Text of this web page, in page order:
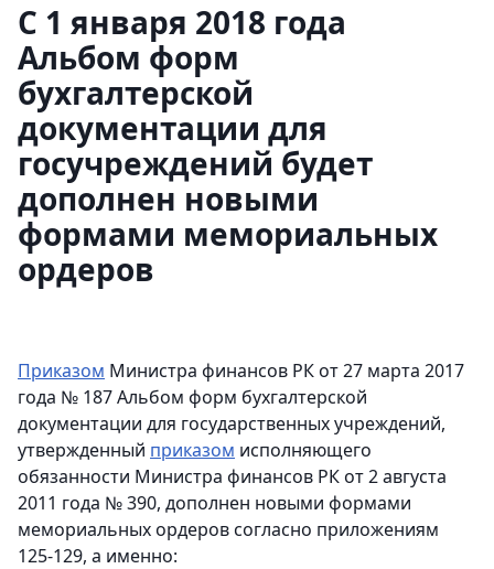
С 1 января 2018 года
Альбом форм
бухгалтерской
документации для
госучреждений будет
дополнен новыми
формами мемориальных
ордеров
Приказом Министра финансов РК от 27 марта 2017
года № 187 Альбом форм бухгалтерской
документации для государственных учреждений,
утвержденный приказом исполняющего
обязанности Министра финансов РК от 2 августа
2011 года № 390, дополнен новыми формами
мемориальных ордеров согласно приложениям
125-129, а именно: